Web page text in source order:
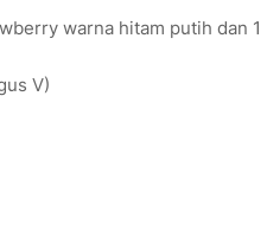
warna hitam putih dan 1
V)